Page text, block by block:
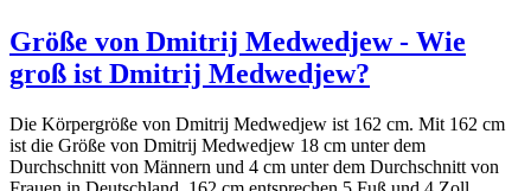
Größe von Dmitrij Medwedjew - Wie
groß ist Dmitrij Medwedjew?
Die Körpergröße von Dmitrij Medwedjew ist 162 cm. Mit 162 cm
ist die Größe von Dmitrij Medwedjew 18 cm unter dem
Durchschnitt von Männern und 4 cm unter dem Durchschnitt von